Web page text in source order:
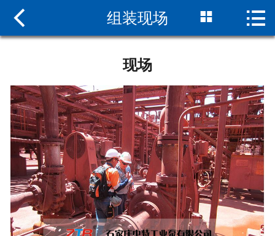
网站首页
产品中心
组装现场
服务支持
联系我们
 组装现场  
现场